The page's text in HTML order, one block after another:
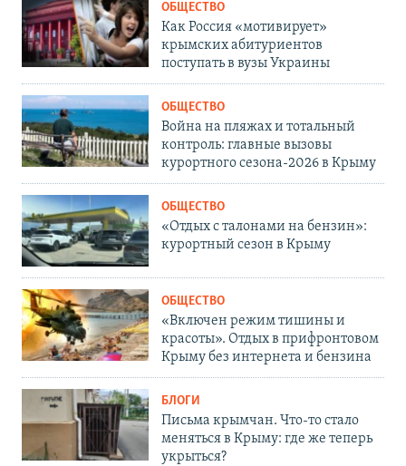
ОБЩЕСТВО
Как Россия «мотивирует»
крымских абитуриентов
поступать в вузы Украины
ОБЩЕСТВО
Война на пляжах и тотальный
контроль: главные вызовы
курортного сезона-2026 в Крыму
ОБЩЕСТВО
«Отдых с талонами на бензин»:
курортный сезон в Крыму
ОБЩЕСТВО
«Включен режим тишины и
красоты». Отдых в прифронтовом
Крыму без интернета и бензина
БЛОГИ
Письма крымчан. Что-то стало
меняться в Крыму: где же теперь
укрыться?